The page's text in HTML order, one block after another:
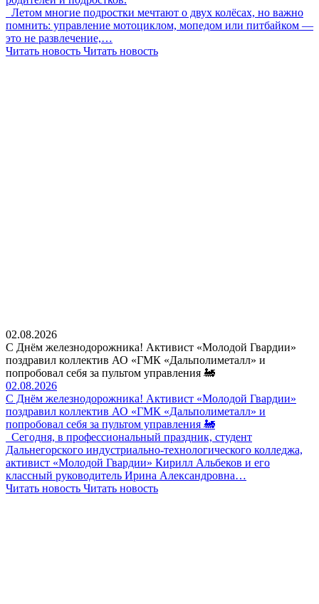
Летом многие подростки мечтают о двух колёсах, но важно
помнить: управление мотоциклом, мопедом или питбайком —
это не развлечение,…
Читать новость Читать новость
02.08.2026
С Днём железнодорожника! Активист «Молодой Гвардии»
поздравил коллектив АО «ГМК «Дальполиметалл» и
попробовал себя за пультом управления 🚂
02.08.2026
С Днём железнодорожника! Активист «Молодой Гвардии»
поздравил коллектив АО «ГМК «Дальполиметалл» и
попробовал себя за пультом управления 🚂
Сегодня, в профессиональный праздник, студент
Дальнегорского индустриально-технологического колледжа,
активист «Молодой Гвардии» Кирилл Альбеков и его
классный руководитель Ирина Александровна…
Читать новость Читать новость